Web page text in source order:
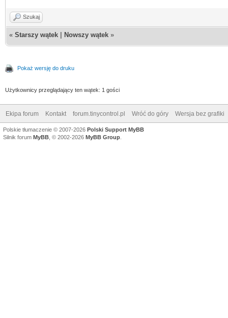
Szukaj
« Starszy wątek Nowszy wątek »
Pokaż wersję do druku
Użytkownicy przeglądający ten wątek: 1 gości
Ekipa forum Kontakt forum.tinycontrol.pl Wróć do góry Wersja bez grafiki
Polskie tłumaczenie © 2007-2026 Polski Support MyBB
Silnik forum MyBB , © 2002-2026 MyBB Group